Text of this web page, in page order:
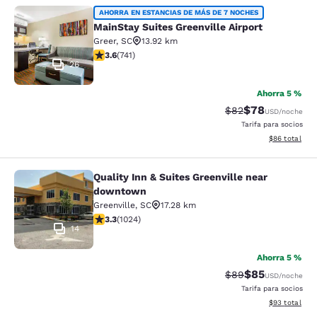
MainStay Suites Greenville Airport
26
AHORRA EN ESTANCIAS DE MÁS DE 7 NOCHES
MainStay Suites Greenville Airport
Greer, SC
13.92 km
Calificación de 3.59 estrellas. Bueno. 741 reseñas
3.6(741)
Ahorra 5 %
Tarifa tachada:
$82Tarifa
$78USD/noche
Tarifa para socios
Ver detalles
$86 total
Quality Inn & Suites Greenville
14
Quality Inn & Suites Greenville near
downtown
Greenville, SC
17.28 km
Calificación de 3.31 estrellas. Bueno. 1024 reseñas
3.3(1024)
Ahorra 5 %
Tarifa tachada:
$89Tarifa
$85USD/noche
Tarifa para socios
Ver detalles
$93 total